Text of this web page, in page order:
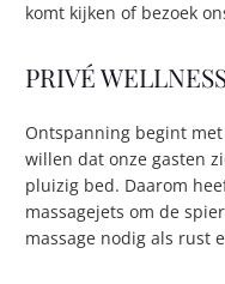
komt kijken of bezoek
PRIVÉ
Ontspanning begint
willen dat onze gasten
pluizig bed. Daarom
massagejets om de
massage nodig als rust